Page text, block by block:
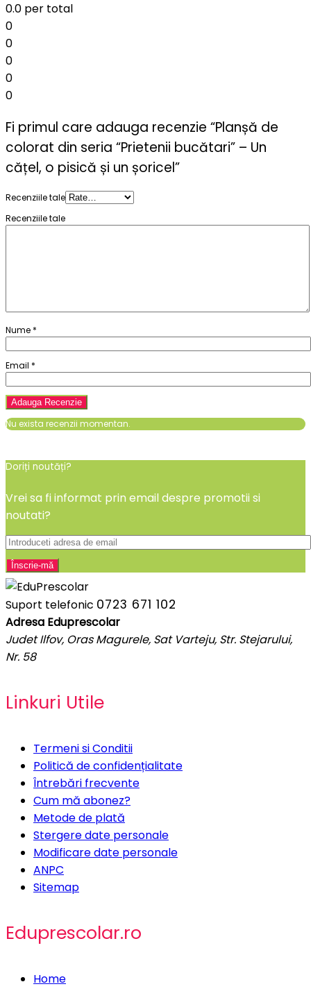
0.0 per total
0
0
0
0
0
Fi primul care adauga recenzie “Planșă de
colorat din seria “Prietenii bucătari” – Un
cățel, o pisică și un șoricel”
Recenziile tale
Recenziile tale
Nume *
Email *
Nu exista recenzii momentan.
Doriți noutăți?
Vrei sa fi informat prin email despre promotii si
noutati?
Suport telefonic 0723 671 102
Adresa Eduprescolar
Judet Ilfov, Oras Magurele, Sat Varteju, Str. Stejarului,
Nr. 58
Linkuri Utile
Termeni si Conditii
Politică de confidențialitate
Întrebări frecvente
Cum mă abonez?
Metode de plată
Stergere date personale
Modificare date personale
ANPC
Sitemap
Eduprescolar.ro
Home